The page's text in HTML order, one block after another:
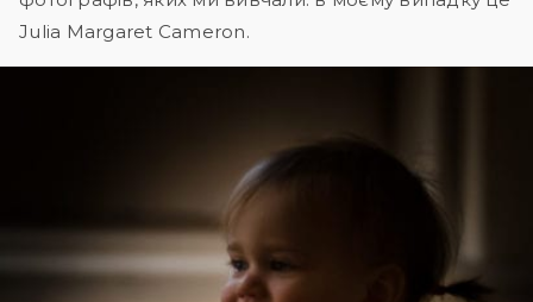
Julia Margaret Cameron.